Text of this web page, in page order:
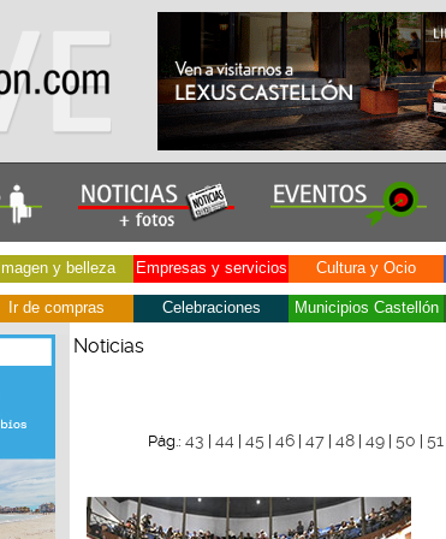
Imagen y belleza Empresas y servicios Cultura y Ocio
Ir de compras Celebraciones Municipios Castellón
Noticias
Pág.: 43 44| 45| 46| 47| 48| 49| 50 51|